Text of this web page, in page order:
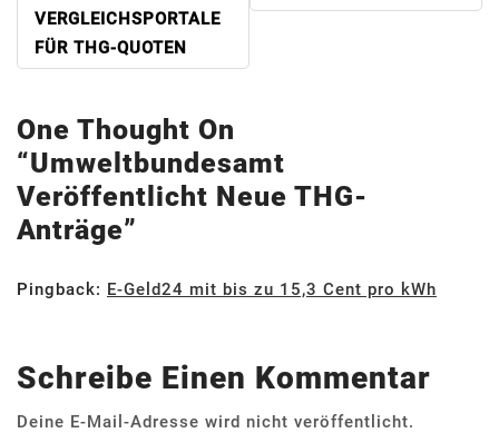
VERGLEICHSPORTALE
FÜR THG-QUOTEN
One Thought On
“Umweltbundesamt
Veröffentlicht Neue THG-
Anträge”
Pingback: E-Geld24 mit bis zu 15,3 Cent pro kWh
Schreibe Einen Kommentar
Deine E-Mail-Adresse wird nicht veröffentlicht.